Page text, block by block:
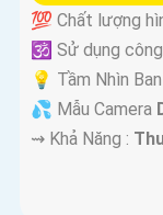
💯 Chất lượng
🕉️ Sử dụng công
💡 Tầm Nhìn
💦 Mẫu Camera
️⇝ Khả Năng :